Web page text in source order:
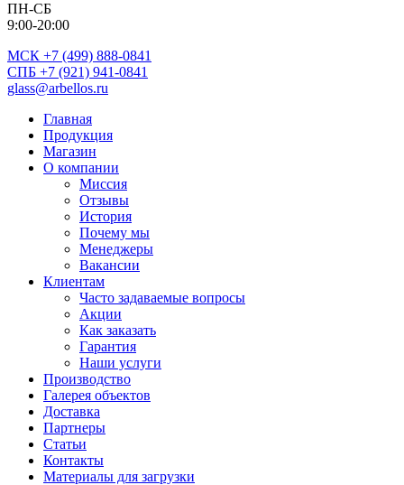
ПН-СБ
9:00-20:00
МСК +7 (499) 888-0841
СПБ +7 (921) 941-0841
glass@arbellos.ru
Главная
Продукция
Магазин
О компании
Миссия
Отзывы
История
Почему мы
Менеджеры
Вакансии
Клиентам
Часто задаваемые вопросы
Акции
Как заказать
Гарантия
Наши услуги
Производство
Галерея объектов
Доставка
Партнеры
Статьи
Контакты
Материалы для загрузки